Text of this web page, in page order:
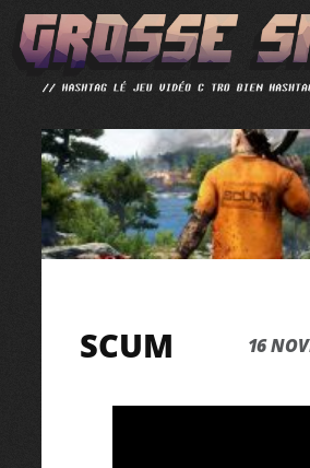
ALLER
AU
CONTENU
SCUM 16